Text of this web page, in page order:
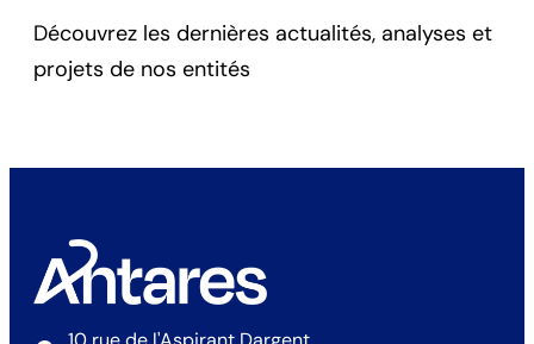
Découvrez les dernières actualités, analyses et
projets de nos entités